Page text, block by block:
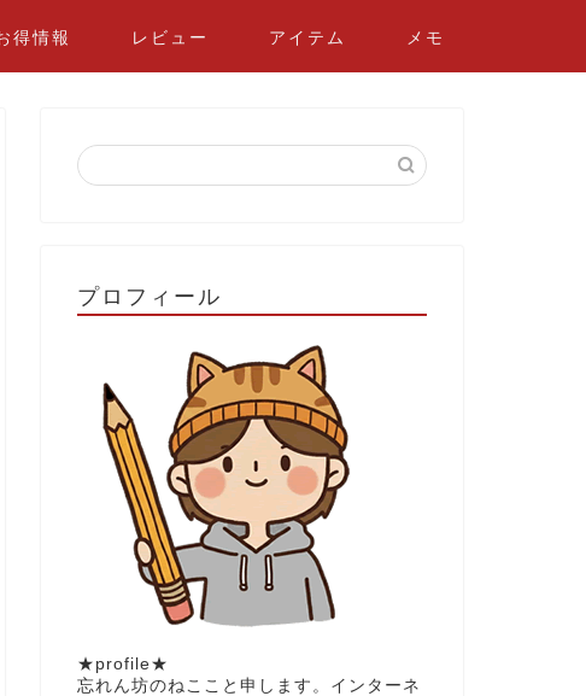
得情報 レビュー アイテム メモ
プロフィール
★profile★
忘れん坊のねここと申します。インターネ